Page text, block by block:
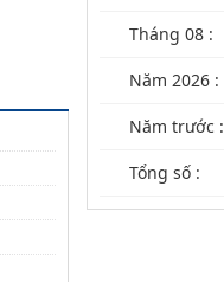
Tháng 08 :
Năm 2026 :
Năm trước :
Tổng số :